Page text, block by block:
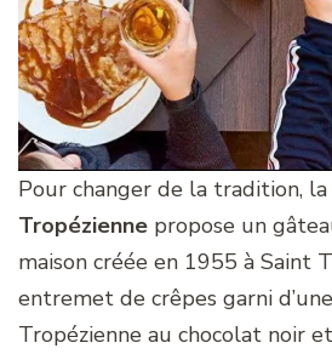
Pour changer de la tradition, la
Tropézienne propose un
maison créée en 1955 à Saint
entremet de crêpes garni
Tropézienne au chocolat noir